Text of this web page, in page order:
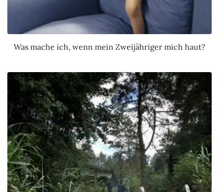
Was mache ich, wenn mein Zweijähriger mich haut?